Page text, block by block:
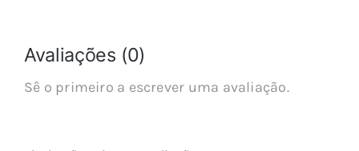
Avaliações (0)
Sê o primeiro a escrever uma avaliação.